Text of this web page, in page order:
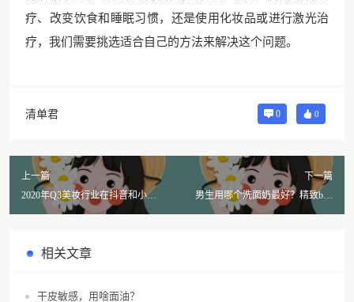
疗、改变饮食和睡眠习惯，还是使用化妆品或进行激光治
疗，我们需要挑选适合自己的方法来解决这个问题。
清单君 0 0
上一篇
2020年Q3美妆行业在抖音和小红
书营销好不好？
下一篇
男生用哪个洗面奶最好？精致boy
推荐！
相关文章
干皮敏感，用啥面油？